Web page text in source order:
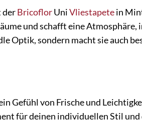
derBricoflorUniVliestapetein
und schafft eine
Optik, sondern macht sie auch
Gefühl von Frische und
für deinen individuellen Stil